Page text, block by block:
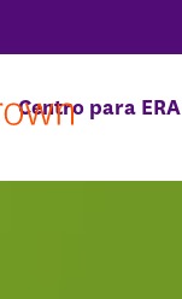
Centro para ERA